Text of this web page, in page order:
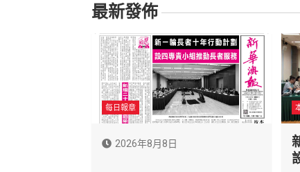
最新發佈
每日報章
2026年8月8日